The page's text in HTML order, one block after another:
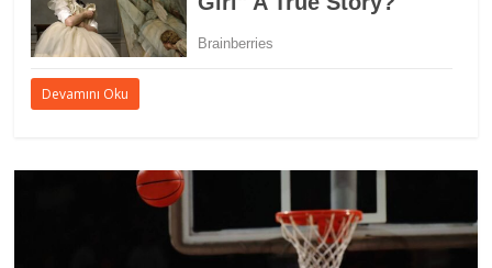
Devamını Oku